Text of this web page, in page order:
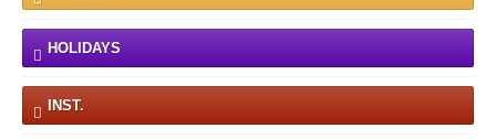
HOLIDAYS
INST.